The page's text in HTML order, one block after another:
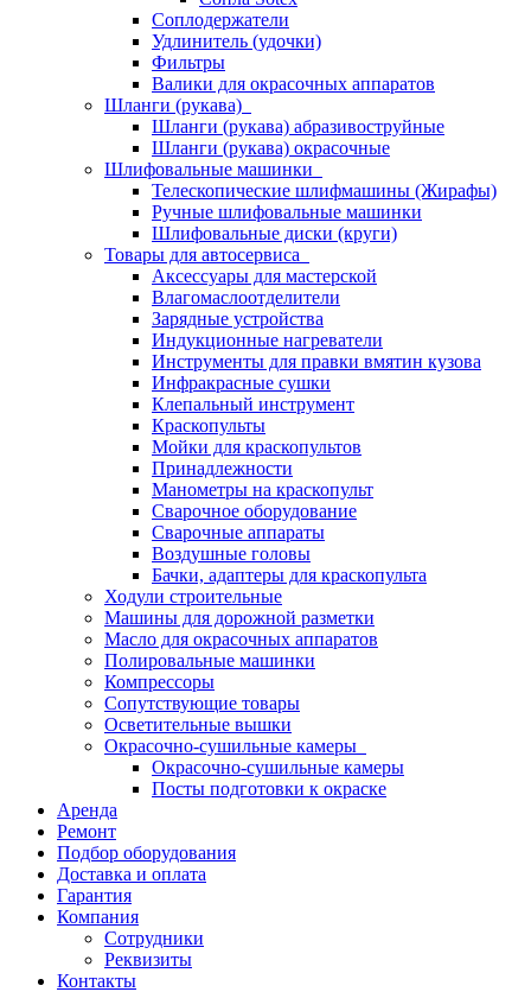
Соплодержатели
Удлинитель (удочки)
Фильтры
Валики для окрасочных аппаратов
Шланги (рукава)
Шланги (рукава) абразивоструйные
Шланги (рукава) окрасочные
Шлифовальные машинки
Телескопические шлифмашины (Жирафы)
Ручные шлифовальные машинки
Шлифовальные диски (круги)
Товары для автосервиса
Аксессуары для мастерской
Влагомаслоотделители
Зарядные устройства
Индукционные нагреватели
Инструменты для правки вмятин кузова
Инфракрасные сушки
Клепальный инструмент
Краскопульты
Мойки для краскопультов
Принадлежности
Манометры на краскопульт
Сварочное оборудование
Сварочные аппараты
Воздушные головы
Бачки, адаптеры для краскопульта
Ходули строительные
Машины для дорожной разметки
Масло для окрасочных аппаратов
Полировальные машинки
Компрессоры
Сопутствующие товары
Осветительные вышки
Окрасочно-сушильные камеры
Окрасочно-сушильные камеры
Посты подготовки к окраске
Аренда
Ремонт
Подбор оборудования
Доставка и оплата
Гарантия
Компания
Сотрудники
Реквизиты
Контакты